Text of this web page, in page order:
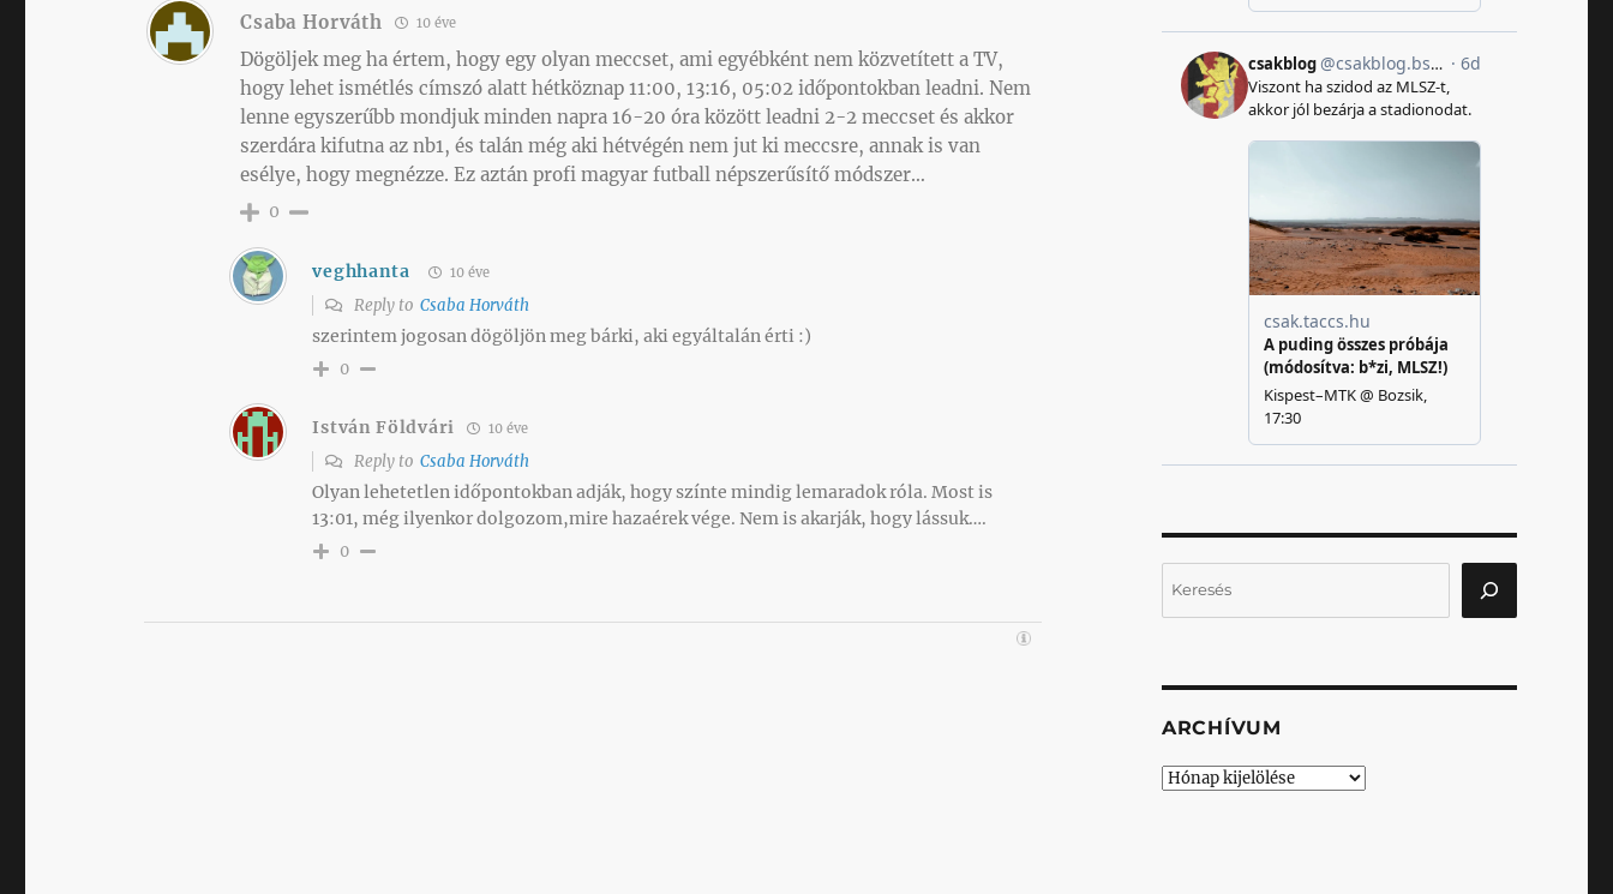
Csaba Horváth 10 éve
Dögöljek meg ha értem, hogy egy olyan meccset, ami egyébként nem közvetített a TV,
hogy lehet ismétlés címszó alatt hétköznap 11:00, 13:16, 05:02 időpontokban leadni. Nem
lenne egyszerűbb mondjuk minden napra 16-20 óra között leadni 2-2 meccset és akkor
szerdára kifutna az nb1, és talán még aki hétvégén nem jut ki meccsre, annak is van
esélye, hogy megnézze. Ez aztán profi magyar futball népszerűsítő módszer…
0
veghhanta 10 éve
Reply toCsaba Horváth
szerintem jogosan dögöljön meg bárki, aki egyáltalán érti :)
0
István Földvári 10 éve
Reply toCsaba Horváth
Olyan lehetetlen időpontokban adják, hogy színte mindig lemaradok róla. Most is
13:01, még ilyenkor dolgozom,mire hazaérek vége. Nem is akarják, hogy lássuk….
0
ARCHÍVUM
Archívum